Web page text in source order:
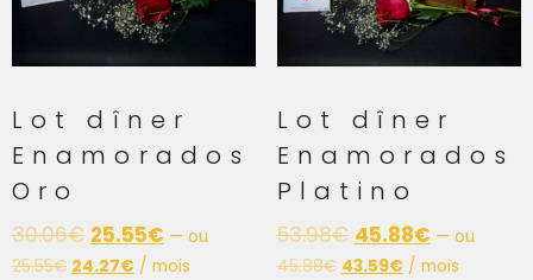
Lot dîner
Enamorados
Oro
30.06€ 25.55€ — ou
25.55€ 24.27€ / mois
Lot dîner
Enamorados
Platino
53.98€ 45.88€ — ou
45.88€ 43.59€ / mois